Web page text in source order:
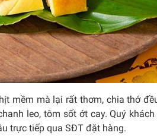
mềm mà lại rất thơm, chia thớ
leo, tôm sốt ớt cay. Quý
trực tiếp qua SĐT đặt hàng.